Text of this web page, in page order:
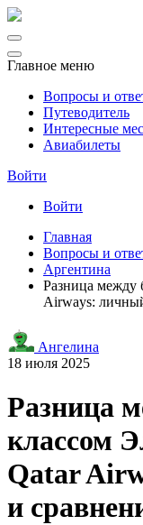
Главное меню
Вопросы и
Путеводитель
Интересные
Авиабилеты
Войти
Войти
Главная
Вопросы и
Аргентина
Разница между
Airways:
Ангелина
18 июля 2025
Разница
классом
Qatar
и